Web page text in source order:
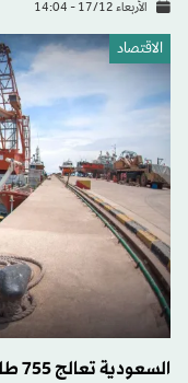
الأربعاء 17/12 - 14:04
الاقتصاد
السعودية تعالج 755 طلباً للإعفاء الجمركي الصناعي في يناير